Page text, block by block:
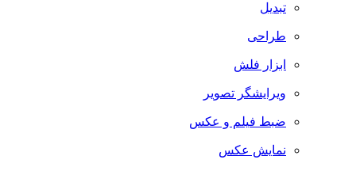
تبدیل
طراحی
ابزار فلش
ویرایشگر تصویر
ضبط فيلم و عكس
نمایش عکس